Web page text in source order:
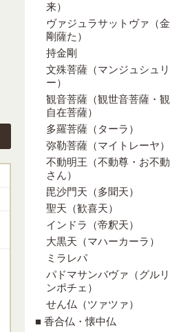
来）
ヴァジュラサットヴァ（金
剛薩た）
持金剛
文殊菩薩（マンジュシュリ
ー）
観音菩薩（観世音菩薩・観
自在菩薩）
多羅菩薩（ターラ）
弥勒菩薩（マイトレーヤ）
不動明王（不動尊・お不動
さん）
毘沙門天（多聞天）
聖天（歓喜天）
インドラ（帝釈天）
大黒天（マハーカーラ）
ミラレパ
パドマサンバヴァ（グルリ
ンポチェ）
せん仏（ツァツァ）
■ 香合仏・懐中仏